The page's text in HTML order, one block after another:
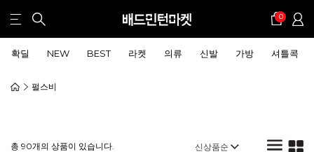
0
확딜 NEW BEST 라켓 의류 신발 가방 셔틀콕
펄스비
총 90개의 상품이 있습니다.